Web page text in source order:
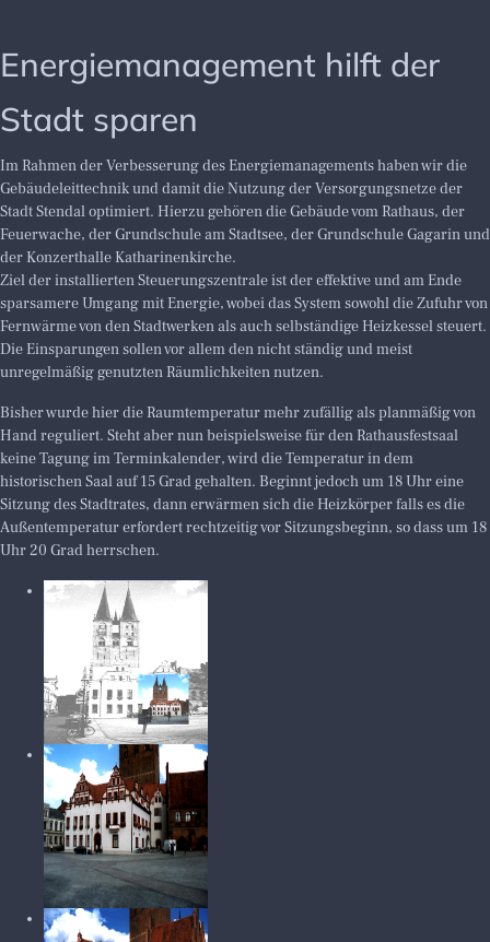
Energiemanagement hilft der
Stadt sparen
Im Rahmen der Verbesserung des Energiemanagements haben wir die
Gebäudeleittechnik und damit die Nutzung der Versorgungsnetze der
Stadt Stendal optimiert. Hierzu gehören die Gebäude vom Rathaus, der
Feuerwache, der Grundschule am Stadtsee, der Grundschule Gagarin und
der Konzerthalle Katharinenkirche.
Ziel der installierten Steuerungszentrale ist der effektive und am Ende
sparsamere Umgang mit Energie, wobei das System sowohl die Zufuhr von
Fernwärme von den Stadtwerken als auch selbständige Heizkessel steuert.
Die Einsparungen sollen vor allem den nicht ständig und meist
unregelmäßig genutzten Räumlichkeiten nutzen.
Bisher wurde hier die Raumtemperatur mehr zufällig als planmäßig von
Hand reguliert. Steht aber nun beispielsweise für den Rathausfestsaal
keine Tagung im Terminkalender, wird die Temperatur in dem
historischen Saal auf 15 Grad gehalten. Beginnt jedoch um 18 Uhr eine
Sitzung des Stadtrates, dann erwärmen sich die Heizkörper falls es die
Außentemperatur erfordert rechtzeitig vor Sitzungsbeginn, so dass um 18
Uhr 20 Grad herrschen.